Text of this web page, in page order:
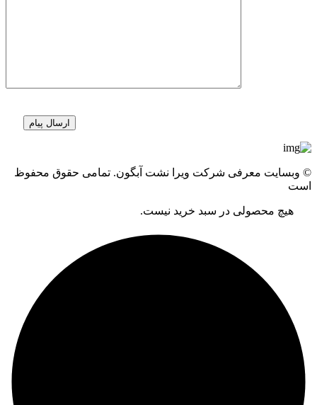
© وبسایت معرفی شرکت ویرا نشت آبگون. تمامی حقوق محفوظ
است
هیچ محصولی در سبد خرید نیست.